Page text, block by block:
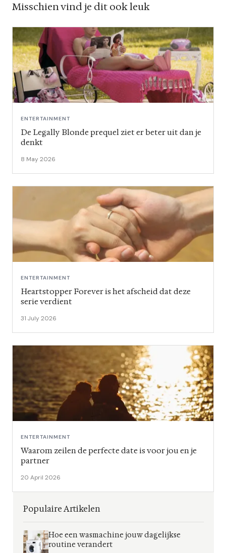
Misschien vind je dit ook leuk
ENTERTAINMENT
De Legally Blonde prequel ziet er beter uit dan je
denkt
8 May 2026
ENTERTAINMENT
Heartstopper Forever is het afscheid dat deze
serie verdient
31 July 2026
ENTERTAINMENT
Waarom zeilen de perfecte date is voor jou en je
partner
20 April 2026
Populaire Artikelen
Hoe een wasmachine jouw dagelijkse
routine verandert